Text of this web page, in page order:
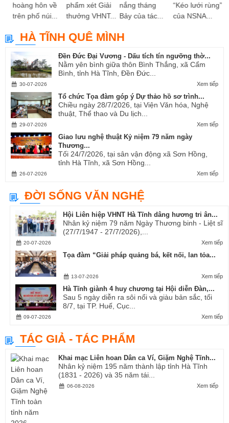
hoàng hôn về
trên phố núi...
phẩm xét Giải
thưởng VHNT...
nắng tháng
Bảy của tác...
“Kéo lưới rùng”
của NSNA...
HÀ TĨNH QUÊ MÌNH
Đền Đức Đại Vương - Dấu tích tín ngưỡng thờ...
Nằm yên bình giữa thôn Bình Thắng, xã Cẩm
Bình, tỉnh Hà Tĩnh, Đền Đức...
Xem tiếp
30-07-2026
Tổ chức Tọa đàm góp ý Dự thảo hồ sơ trình...
Chiều ngày 28/7/2026, tại Viện Văn hóa, Nghệ
thuật, Thể thao và Du lịch...
Xem tiếp
29-07-2026
Giao lưu nghệ thuật Kỷ niệm 79 năm ngày
Thương...
Tối 24/7/2026, tại sân vận động xã Sơn Hồng,
tỉnh Hà Tĩnh, xã Sơn Hồng...
Xem tiếp
26-07-2026
ĐỜI SỐNG VĂN NGHỆ
Hội Liên hiệp VHNT Hà Tĩnh dâng hương tri ân...
Nhân kỷ niệm 79 năm Ngày Thương binh - Liệt sĩ
(27/7/1947 - 27/7/2026),...
Xem tiếp
20-07-2026
Tọa đàm “Giải pháp quảng bá, kết nối, lan tỏa...
Xem tiếp
13-07-2026
Hà Tĩnh giành 4 huy chương tại Hội diễn Đàn,...
Sau 5 ngày diễn ra sôi nổi và giàu bản sắc, tối
8/7, tại TP. Huế, Cục...
Xem tiếp
09-07-2026
TÁC GIẢ - TÁC PHẨM
Khai mạc Liên hoan Dân ca Ví, Giặm Nghệ Tĩnh...
Nhân kỷ niệm 195 năm thành lập tỉnh Hà Tĩnh
(1831 - 2026) và 35 năm tái...
Xem tiếp
06-08-2026